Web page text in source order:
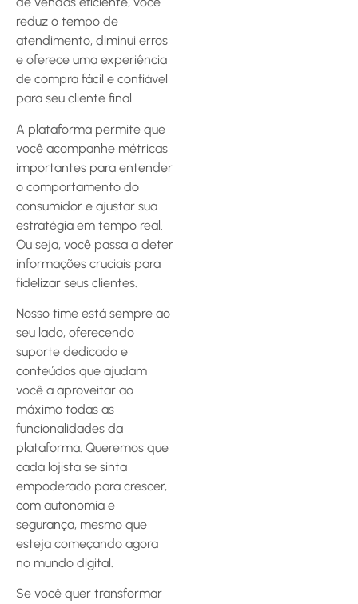
reduz o tempo de
atendimento, diminui erros
e oferece uma experiência
de compra fácil e confiável
para seu cliente final.
A plataforma permite que
você acompanhe métricas
importantes para entender
o comportamento do
consumidor e ajustar sua
estratégia em tempo real.
Ou seja, você passa a deter
informações cruciais para
fidelizar seus clientes.
Nosso time está sempre ao
seu lado, oferecendo
suporte dedicado e
conteúdos que ajudam
você a aproveitar ao
máximo todas as
funcionalidades da
plataforma. Queremos que
cada lojista se sinta
empoderado para crescer,
com autonomia e
segurança, mesmo que
esteja começando agora
no mundo digital.
Se você quer transformar